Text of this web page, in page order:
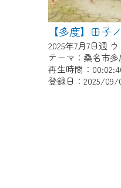
テーマ：桑名市
再生時間：
登録日：2025/09/